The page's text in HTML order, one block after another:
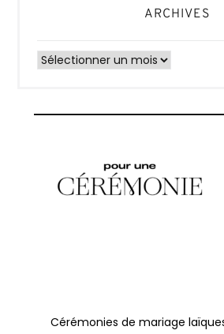
ARCHIVES
Archives
Cérémonies de mariage